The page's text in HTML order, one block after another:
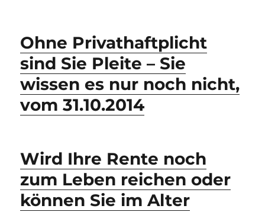
Ohne Privathaftplicht
sind Sie Pleite – Sie
wissen es nur noch nicht,
vom 31.10.2014
Wird Ihre Rente noch
zum Leben reichen oder
können Sie im Alter